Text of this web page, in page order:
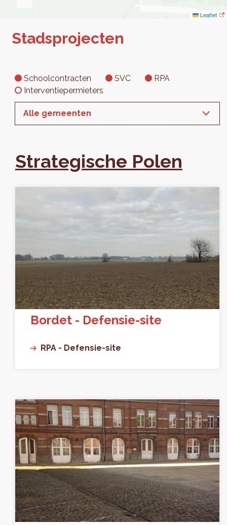
Leaflet
Stadsprojecten
Schoolcontracten SVC
RPA
Interventiepermieters
Strategische Polen
Bordet - Defensie-site
RPA - Defensie-site